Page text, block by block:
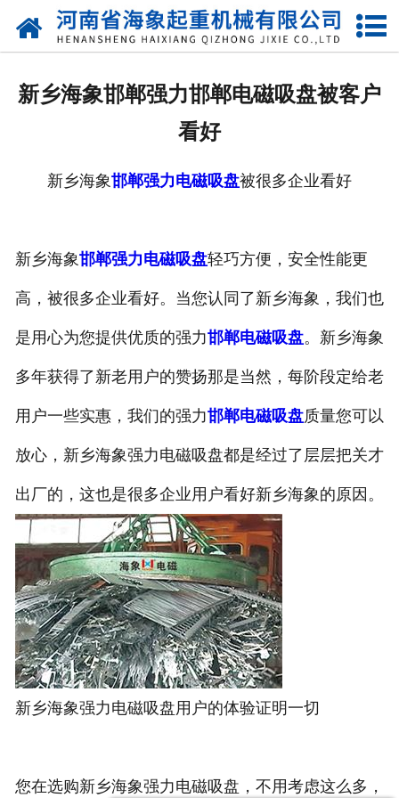
网站首页
厂区一角
案例展示
联系我们
新乡海象邯郸强力邯郸电磁吸盘被客户
看好
新乡海象邯郸强力电磁吸盘被很多企业看好
新乡海象邯郸强力电磁吸盘轻巧方便，安全性能更
高，被很多企业看好。当您认同了新乡海象，我们也
是用心为您提供优质的强力邯郸电磁吸盘。新乡海象
多年获得了新老用户的赞扬那是当然，每阶段定给老
用户一些实惠，我们的强力邯郸电磁吸盘质量您可以
放心，新乡海象强力电磁吸盘都是经过了层层把关才
出厂的，这也是很多企业用户看好新乡海象的原因。
新乡海象强力电磁吸盘用户的体验证明一切
您在选购新乡海象强力电磁吸盘，不用考虑这么多，